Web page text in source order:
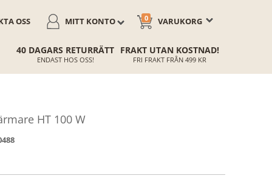
VARUKORG
0
MITT KONTO
OSS
40 DAGARS RETURRÄTT
ENDAST HOS OSS!
FRAKT UTAN KOSTNAD!
FRI FRAKT FRÅN 499 KR
HT 100 W